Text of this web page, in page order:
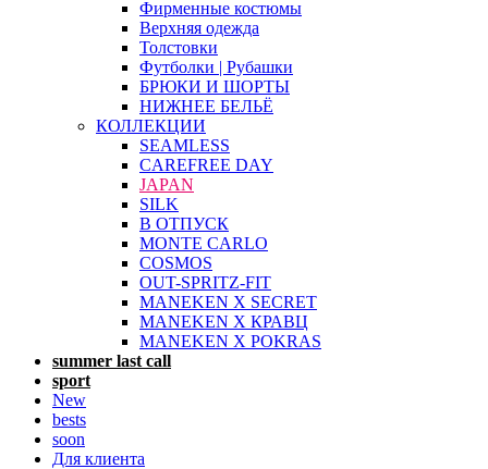
Фирменные костюмы
Верхняя одежда
Толстовки
Футболки | Рубашки
БРЮКИ И ШОРТЫ
НИЖНЕЕ БЕЛЬЁ
КОЛЛЕКЦИИ
SEAMLESS
CAREFREE DAY
JAPAN
SILK
В ОТПУСК
MONTE CARLO
COSMOS
OUT-SPRITZ-FIT
MANEKEN X SECRET
MANEKEN X КРАВЦ
MANEKEN X POKRAS
summer last call
sport
New
bests
soon
Для клиента